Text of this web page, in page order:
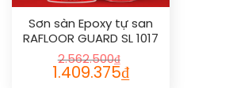
Sơn sàn Epoxy tự san
RAFLOOR GUARD SL 1017
2.562.500₫
1.409.375₫